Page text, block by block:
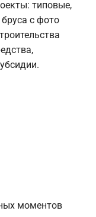
типовые,
с фото
моментов